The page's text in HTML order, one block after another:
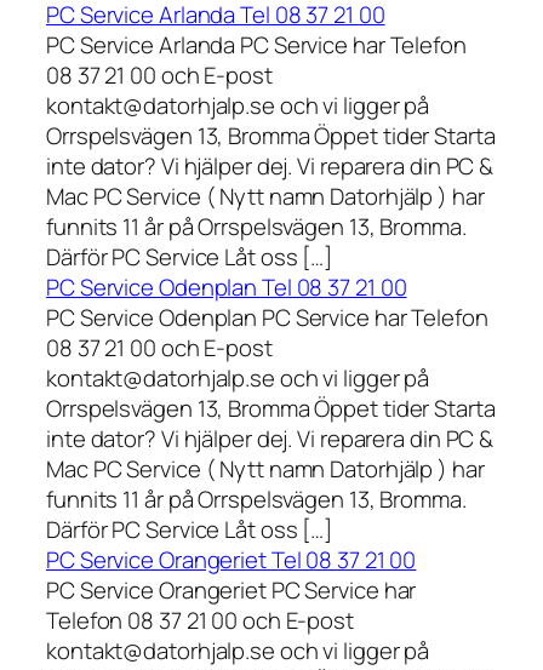
PC Service Arlanda Tel 08 37 21 00
PC Service Arlanda PC Service har Telefon
08 37 21 00 och E-post
kontakt@datorhjalp.se och vi ligger på
Orrspelsvägen 13, Bromma Öppet tider Starta
inte dator? Vi hjälper dej. Vi reparera din PC &
Mac PC Service ( Nytt namn Datorhjälp ) har
funnits 11 år på Orrspelsvägen 13, Bromma.
Därför PC Service Låt oss […]
PC Service Odenplan Tel 08 37 21 00
PC Service Odenplan PC Service har Telefon
08 37 21 00 och E-post
kontakt@datorhjalp.se och vi ligger på
Orrspelsvägen 13, Bromma Öppet tider Starta
inte dator? Vi hjälper dej. Vi reparera din PC &
Mac PC Service ( Nytt namn Datorhjälp ) har
funnits 11 år på Orrspelsvägen 13, Bromma.
Därför PC Service Låt oss […]
PC Service Orangeriet Tel 08 37 21 00
PC Service Orangeriet PC Service har
Telefon 08 37 21 00 och E-post
kontakt@datorhjalp.se och vi ligger på